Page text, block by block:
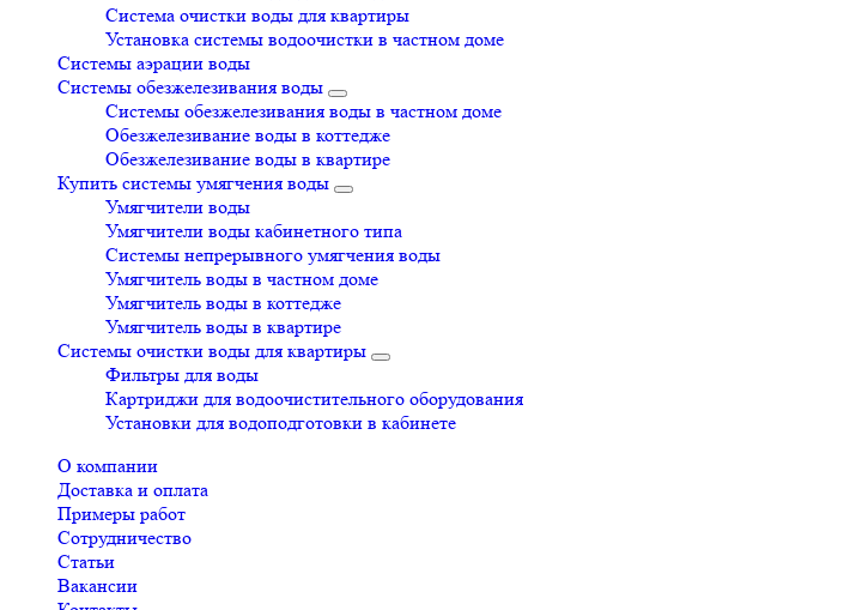
Система очистки воды для квартиры
Установка системы водоочистки в частном доме
Системы аэрации воды
Системы обезжелезивания воды
Системы обезжелезивания воды в частном доме
Обезжелезивание воды в коттедже
Обезжелезивание воды в квартире
Купить системы умягчения воды
Умягчители воды
Умягчители воды кабинетного типа
Системы непрерывного умягчения воды
Умягчитель воды в частном доме
Умягчитель воды в коттедже
Умягчитель воды в квартире
Системы очистки воды для квартиры
Фильтры для воды
Картриджи для водоочистительного оборудования
Установки для водоподготовки в кабинете
О компании
Доставка и оплата
Примеры работ
Сотрудничество
Статьи
Вакансии